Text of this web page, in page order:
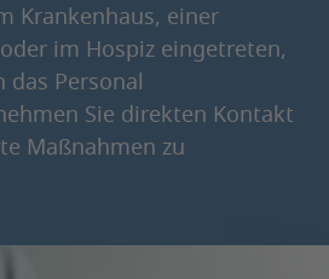
Krankenhaus, einer
im Hospiz eingetreten,
Personal
Sie direkten Kontakt
Maßnahmen zu